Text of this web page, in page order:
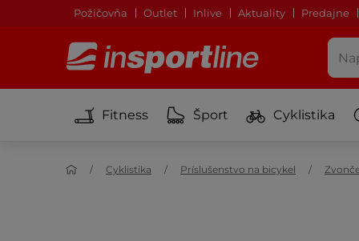
Požičovňa Outlet Inlive Aktuality Predajne
Fitness Šport Cyklistika
Cyklistika Príslušenstvo na bicykel